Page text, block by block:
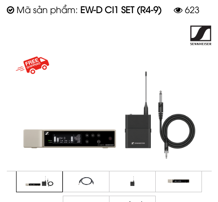
Mã sản phẩm: EW-D CI1 SET (R4-9) 623